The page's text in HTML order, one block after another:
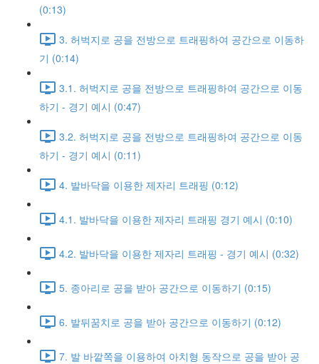
(0:13)
3. 허벅지로 공을 전방으로 트래핑하여 공간으로 이동하
기 (0:14)
3.1. 허벅지로 공을 전방으로 트래핑하여 공간으로 이동
하기 - 경기 예시 (0:47)
3.2. 허벅지로 공을 전방으로 트래핑하여 공간으로 이동
하기 - 경기 예시 (0:11)
4. 발바닥을 이용한 제자리 트래핑 (0:12)
4.1. 발바닥을 이용한 제자리 트래핑 경기 예시 (0:10)
4.2. 발바닥을 이용한 제자리 트래핑 - 경기 예시 (0:32)
5. 종아리로 공을 받아 공간으로 이동하기 (0:15)
6. 발뒤꿈치로 공을 받아 공간으로 이동하기 (0:12)
7. 발 바깥쪽을 이용하여 아치형 동작으로 공을 받아 공